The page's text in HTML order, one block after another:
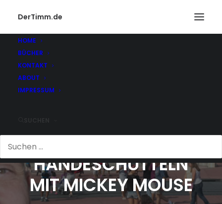
DerTimm.de
HOME
BÜCHER
KONTAKT
ABOUT
IMPRESSUM
HÄNDESCHÜTTELN
MIT MICKEY MOUSE